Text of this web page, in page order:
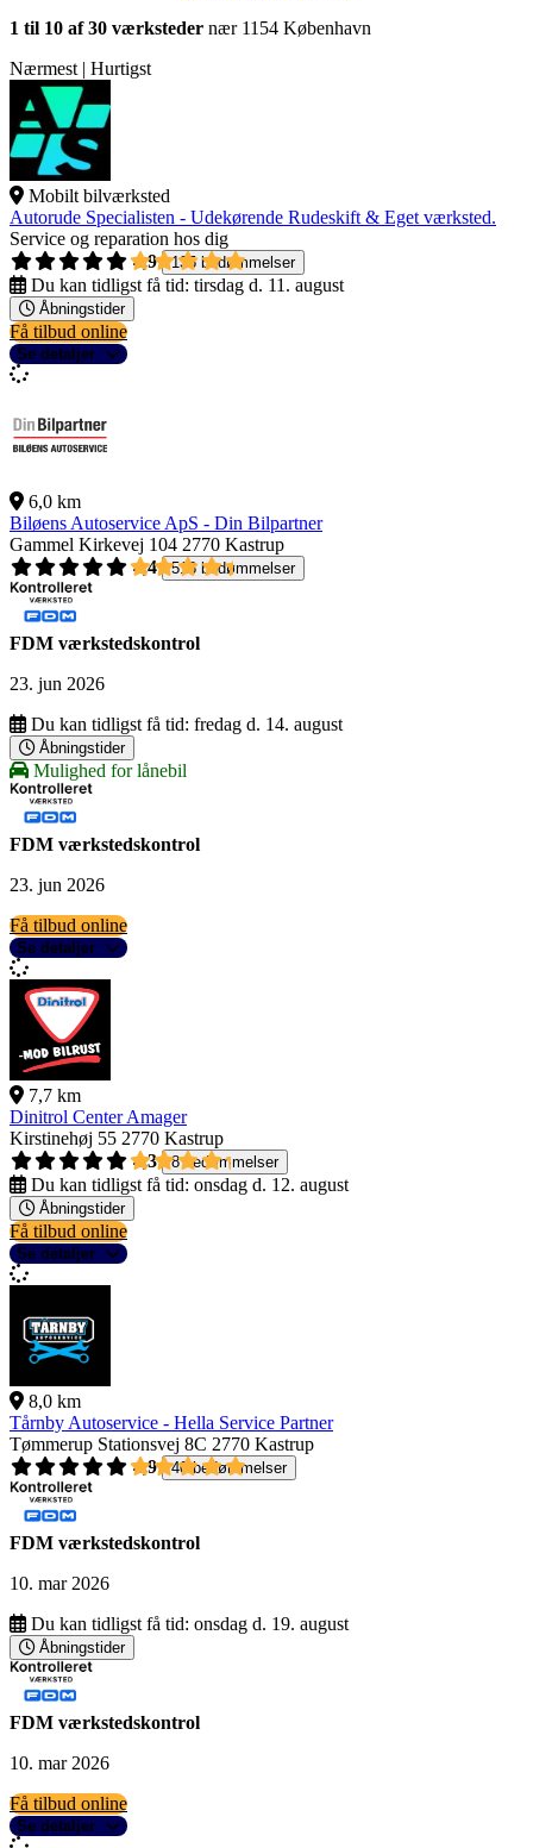
1 til 10 af 30 værksteder nær 1154 København
Nærmest | Hurtigst
Mobilt bilværksted
Autorude Specialisten - Udekørende Rudeskift & Eget værksted.
Service og reparation hos dig
4,9
135 bedømmelser
Du kan tidligst få tid: tirsdag d. 11. august
Åbningstider
Få tilbud online
Se detaljer
6,0 km
Biløens Autoservice ApS - Din Bilpartner
Gammel Kirkevej 104 2770 Kastrup
4,4
518 bedømmelser
FDM værkstedskontrol
23. jun 2026
Du kan tidligst få tid: fredag d. 14. august
Åbningstider
Mulighed for lånebil
FDM værkstedskontrol
23. jun 2026
Få tilbud online
Se detaljer
7,7 km
Dinitrol Center Amager
Kirstinehøj 55 2770 Kastrup
4,3
8 bedømmelser
Du kan tidligst få tid: onsdag d. 12. august
Åbningstider
Få tilbud online
Se detaljer
8,0 km
Tårnby Autoservice - Hella Service Partner
Tømmerup Stationsvej 8C 2770 Kastrup
4,9
40 bedømmelser
FDM værkstedskontrol
10. mar 2026
Du kan tidligst få tid: onsdag d. 19. august
Åbningstider
FDM værkstedskontrol
10. mar 2026
Få tilbud online
Se detaljer